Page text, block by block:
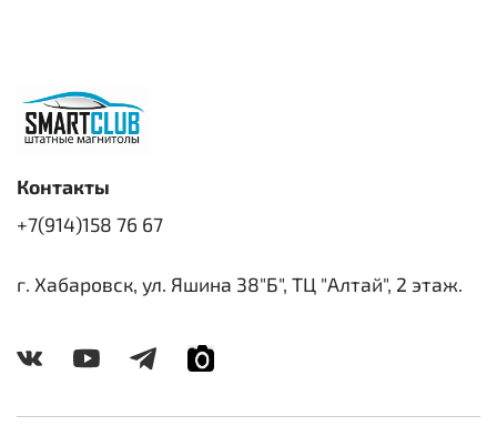
Контакты
+7(914)158 76 67
г. Хабаровск, ул. Яшина 38"Б", ТЦ "Алтай", 2 этаж.